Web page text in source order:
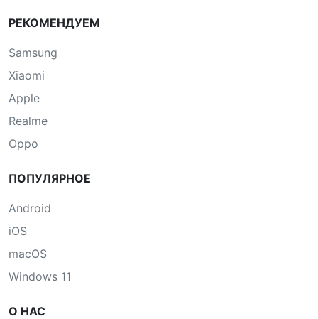
РЕКОМЕНДУЕМ
Samsung
Xiaomi
Apple
Realme
Oppo
ПОПУЛЯРНОЕ
Android
iOS
macOS
Windows 11
О НАС